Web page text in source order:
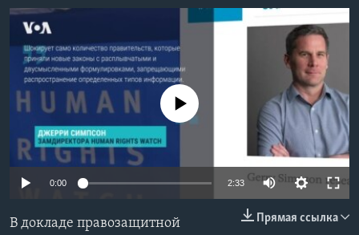
Learning English
СОЦИАЛЬНЫЕ СЕТИ
Языки
No media source currently available
0:00 2:33
Прямая ссылка
В докладе правозащитной